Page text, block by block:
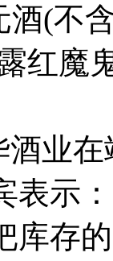
酒(不
红魔
在
表示
库存